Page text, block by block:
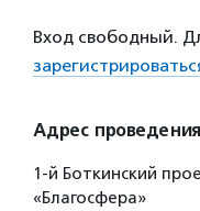
Вход свободный.
Адрес проведения
1-й Боткинский
«Благосфера»